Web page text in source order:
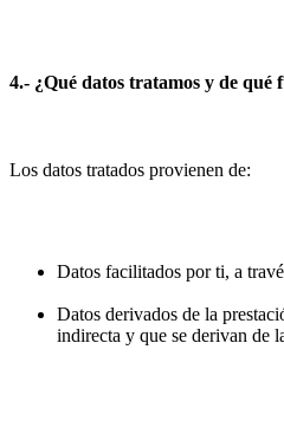
4.- ¿Qué datos tratamos y de qué
Los datos tratados provienen de:
Datos facilitados por ti, a
Datos derivados de la
indirecta y que se derivan de